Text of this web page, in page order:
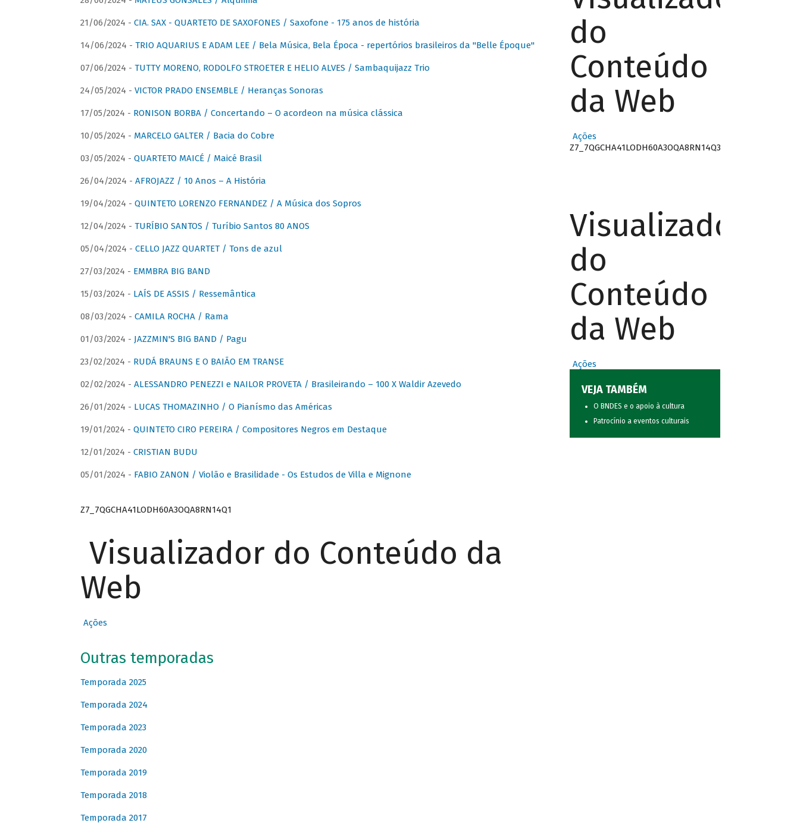
21/06/2024 - CIA. SAX - QUARTETO DE SAXOFONES / Saxofone - 175 anos de história
14/06/2024 - TRIO AQUARIUS E ADAM LEE / Bela Música, Bela Época - repertórios brasileiros da "Belle Époque"
07/06/2024 - TUTTY MORENO, RODOLFO STROETER E HELIO ALVES / Sambaquijazz Trio
24/05/2024 - VICTOR PRADO ENSEMBLE / Heranças Sonoras
17/05/2024 - RONISON BORBA / Concertando – O acordeon na música clássica
10/05/2024 - MARCELO GALTER / Bacia do Cobre
03/05/2024 - QUARTETO MAICÉ / Maicé Brasil
26/04/2024 - AFROJAZZ / 10 Anos – A História
19/04/2024 - QUINTETO LORENZO FERNANDEZ / A Música dos Sopros
12/04/2024 - TURÍBIO SANTOS / Turíbio Santos 80 ANOS
05/04/2024 - CELLO JAZZ QUARTET / Tons de azul
27/03/2024 - EMMBRA BIG BAND
15/03/2024 - LAÍS DE ASSIS / Ressemântica
08/03/2024 - CAMILA ROCHA / Rama
01/03/2024 - JAZZMIN'S BIG BAND / Pagu
23/02/2024 - RUDÁ BRAUNS E O BAIÃO EM TRANSE
02/02/2024 - ALESSANDRO PENEZZI e NAILOR PROVETA / Brasileirando – 100 X Waldir Azevedo
26/01/2024 - LUCAS THOMAZINHO / O Pianísmo das Américas
19/01/2024 - QUINTETO CIRO PEREIRA / Compositores Negros em Destaque
12/01/2024 - CRISTIAN BUDU
05/01/2024 - FABIO ZANON / Violão e Brasilidade - Os Estudos de Villa e Mignone
Z7_7QGCHA41LODH60A3OQA8RN14Q1
Visualizador do Conteúdo da
Web
Ações
Outras temporadas
Temporada 2025
Temporada 2024
Temporada 2023
Temporada 2020
Temporada 2019
Temporada 2018
Temporada 2017
do
Conteúdo
da Web
Ações
Z7_7QGCHA41LODH60A3OQA8RN14Q3
Visualizador
do
Conteúdo
da Web
Ações
VEJA TAMBÉM
O BNDES e o apoio à cultura
Patrocínio a eventos culturais